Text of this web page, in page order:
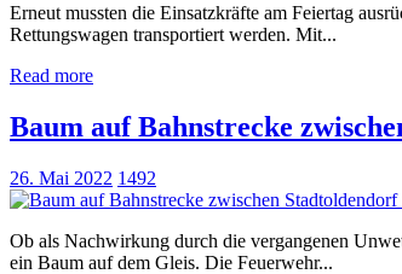
Erneut mussten die Einsatzkräfte am Feiertag
Rettungswagen transportiert werden. Mit...
Read more
Baum auf Bahnstrecke
26. Mai 2022 1492
Ob als Nachwirkung durch die vergangenen
ein Baum auf dem Gleis. Die Feuerwehr...